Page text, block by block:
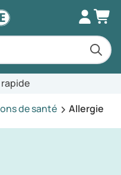
de santé
Allergie